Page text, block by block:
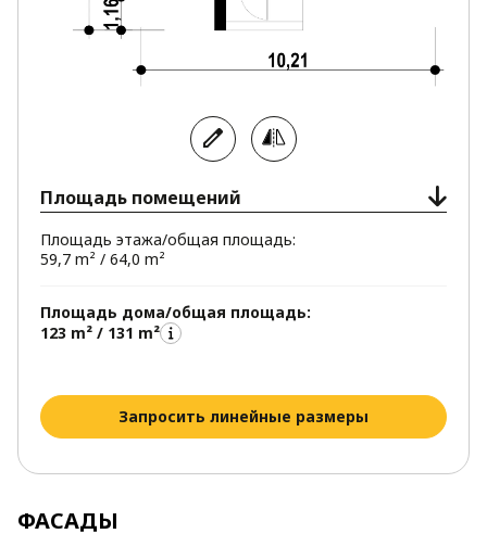
Площадь помещений
Площадь этажа/общая площадь:
59,7 m² / 64,0 m²
Площадь дома/общая площадь:
123 m² / 131 m²
Запросить линейные размеры
ФАСАДЫ